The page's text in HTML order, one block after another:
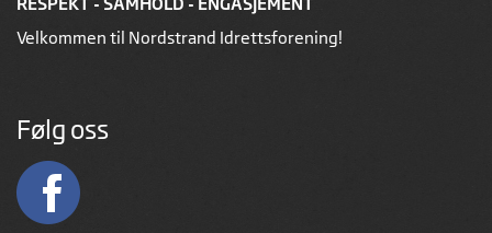
Velkommen til Nordstrand Idrettsforening!
Følg oss